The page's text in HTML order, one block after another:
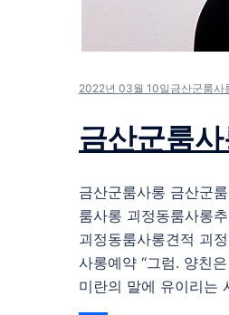
2022년 03월 10일 금산군룸사
금산군룸
금산군룸사롱 금산군
룸사롱 괴정동룸사롱
괴정동룸사롱견적 괴
사롱예약 “그럼. 양친
미란의 말에 유이리는